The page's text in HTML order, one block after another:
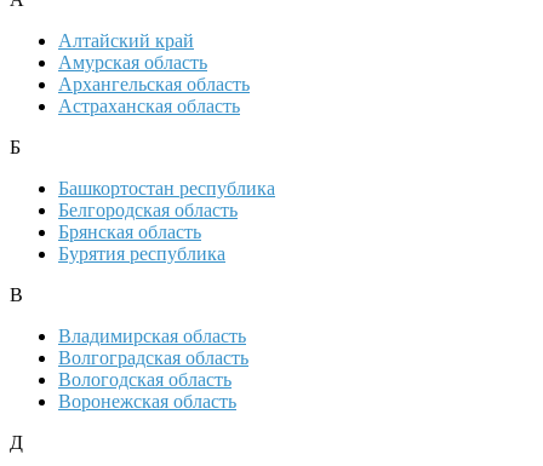
Алтайский край
Амурская область
Архангельская область
Астраханская область
Б
Башкортостан республика
Белгородская область
Брянская область
Бурятия республика
В
Владимирская область
Волгоградская область
Вологодская область
Воронежская область
Д